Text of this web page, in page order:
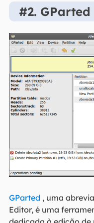
#2. GParted
GParted , uma
Editor, é uma